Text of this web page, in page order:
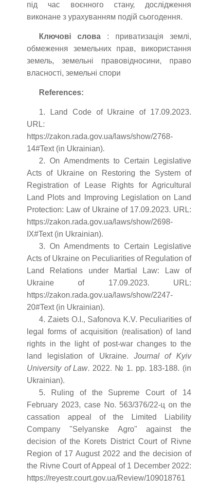
під час воєнного стану, дослідження
виконане з урахуванням подій сьогодення.
Ключові слова : приватизація землі,
обмеження земельних прав, використання
земель, земельні правовідносини, право
власності, земельні спори
References:
1. Land Code of Ukraine of 17.09.2023.
URL:
https://zakon.rada.gov.ua/laws/show/2768-
14#Text (in Ukrainian).
2. On Amendments to Certain Legislative
Acts of Ukraine on Restoring the System of
Registration of Lease Rights for Agricultural
Land Plots and Improving Legislation on Land
Protection: Law of Ukraine of 17.09.2023. URL:
https://zakon.rada.gov.ua/laws/show/2698-
IX#Text (in Ukrainian).
3. On Amendments to Certain Legislative
Acts of Ukraine on Peculiarities of Regulation of
Land Relations under Martial Law: Law of
Ukraine of 17.09.2023. URL:
https://zakon.rada.gov.ua/laws/show/2247-
20#Text (in Ukrainian).
4. Zaiets O.I., Safonova K.V. Peculiarities of
legal forms of acquisition (realisation) of land
rights in the light of post-war changes to the
land legislation of Ukraine. Journal of Kyiv
University of Law. 2022. № 1. pp. 183-188. (in
Ukrainian).
5. Ruling of the Supreme Court of 14
February 2023, case No. 563/376/22-ц on the
cassation appeal of the Limited Liability
Company "Selyanske Agro" against the
decision of the Korets District Court of Rivne
Region of 17 August 2022 and the decision of
the Rivne Court of Appeal of 1 December 2022:
https://reyestr.court.gov.ua/Review/109018761